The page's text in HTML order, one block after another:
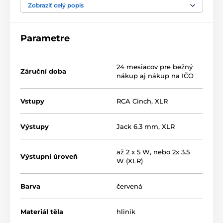
slúchadlami.
Až 5 W na kanál pre 4
slúchadlové výstupy
záťaže. Vďaka tomu je veľmi vhodný nielen pre
Zobraziť celý popis
Parametre
Záruční doba
24 mesiacov pre bežný
nákup aj nákup na IČO
Vstupy RCA Cinch, XLR
Výstupy Jack 6.3 mm, XLR
Výstupní úroveň
až 2 x 5 W, nebo 2x 3.5
W (XLR)
Barva červená
Materiál těla hliník